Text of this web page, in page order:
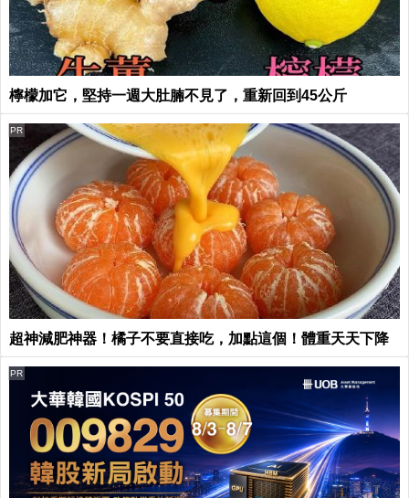
檸檬加它，堅持一週大肚腩不見了，重新回到45公斤
超神減肥神器！橘子不要直接吃，加點這個！體重天天下降
PR
PR